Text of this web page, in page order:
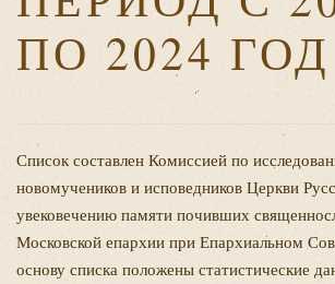
ПО 2024 ГОД
Список составлен Комиссией по
новомучеников и исповедников Церкви
увековечению памяти почивших
Московской епархии при Епархиальном
основу списка положены статистические